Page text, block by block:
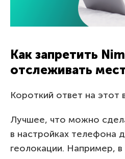
Как запретить
отслеживать
Короткий ответ на этот
Лучшее, что можно
в настройках телефона
геолокации. Например,